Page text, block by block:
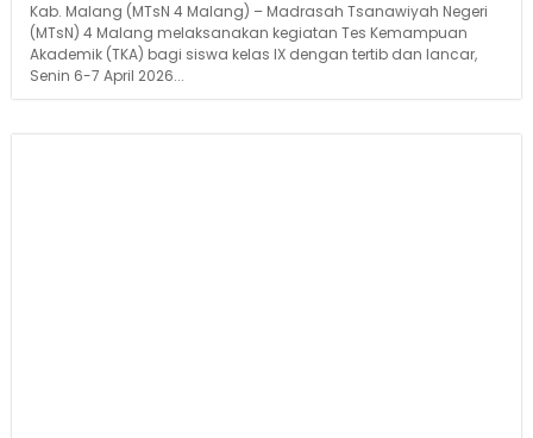
Kab. Malang (MTsN 4 Malang) – Madrasah Tsanawiyah Negeri
(MTsN) 4 Malang melaksanakan kegiatan Tes Kemampuan
Akademik (TKA) bagi siswa kelas IX dengan tertib dan lancar,
Senin 6-7 April 2026...